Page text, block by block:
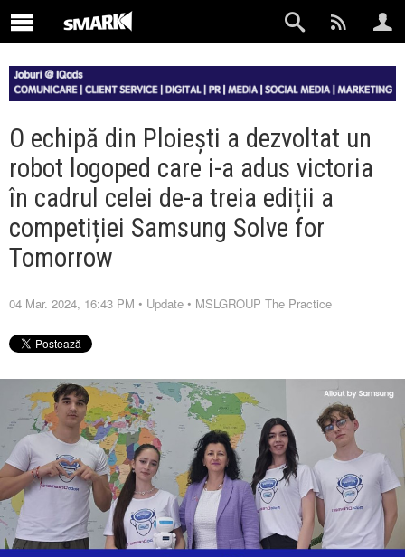
O echipă din Ploiești a dezvoltat un
robot logoped care i-a adus victoria
în cadrul celei de-a treia ediții a
competiției Samsung Solve for
Tomorrow
04 Mar. 2024, 16:43 PM • Update • MSLGROUP The Practice